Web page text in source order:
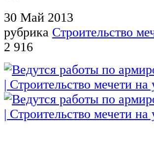
30 Май 2013
рубрика Строительство
2 916